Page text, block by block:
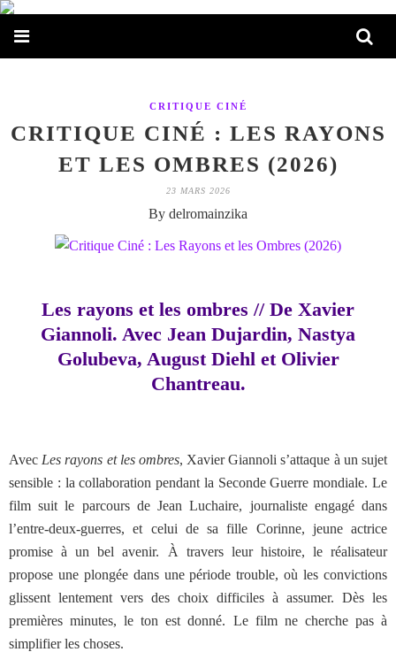
CRITIQUE CINÉ
CRITIQUE CINÉ : LES RAYONS
ET LES OMBRES (2026)
23 MARS 2026
By delromainzika
Les rayons et les ombres // De Xavier
Giannoli. Avec Jean Dujardin, Nastya
Golubeva, August Diehl et Olivier
Chantreau.
Avec Les rayons et les ombres, Xavier Giannoli s’attaque à un sujet
sensible : la collaboration pendant la Seconde Guerre mondiale. Le
film suit le parcours de Jean Luchaire, journaliste engagé dans
l’entre-deux-guerres, et celui de sa fille Corinne, jeune actrice
promise à un bel avenir. À travers leur histoire, le réalisateur
propose une plongée dans une période trouble, où les convictions
glissent lentement vers des choix difficiles à assumer. Dès les
premières minutes, le ton est donné. Le film ne cherche pas à
simplifier les choses.